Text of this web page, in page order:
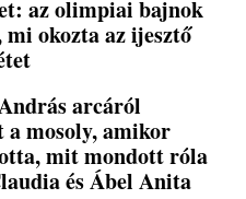
az olimpiai bajnok
okozta az ijesztő
arcáról
a mosoly, amikor
mit mondott róla
és Ábel Anita